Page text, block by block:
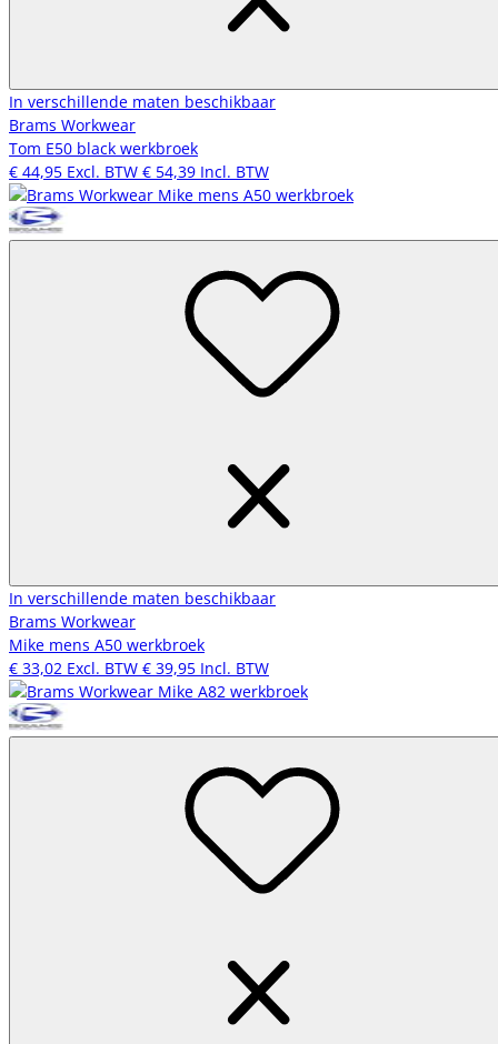
In verschillende maten beschikbaar
Brams Workwear
Tom E50 black werkbroek
€ 44,95 Excl. BTW € 54,39 Incl. BTW
In verschillende maten beschikbaar
Brams Workwear
Mike mens A50 werkbroek
€ 33,02 Excl. BTW € 39,95 Incl. BTW